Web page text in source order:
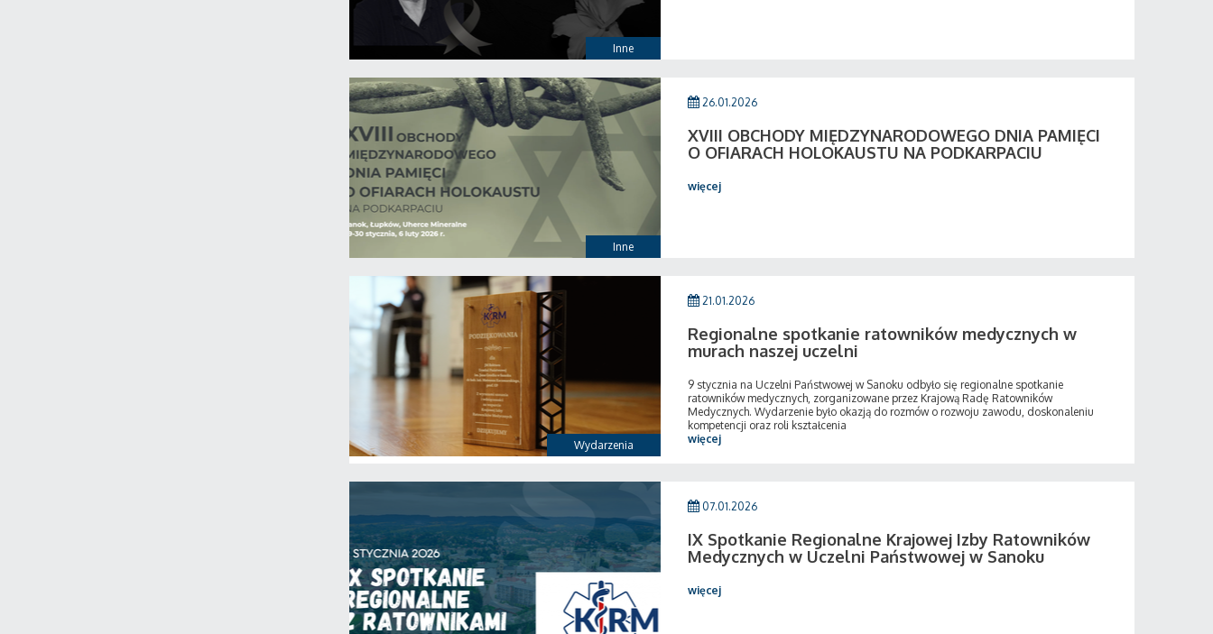
Inne
Inne
26.01.2026
XVIII OBCHODY MIĘDZYNARODOWEGO DNIA PAMIĘCI
O OFIARACH HOLOKAUSTU NA PODKARPACIU
więcej
Wydarzenia
21.01.2026
Regionalne spotkanie ratowników medycznych w
murach naszej uczelni
9 stycznia na Uczelni Państwowej w Sanoku odbyło się regionalne spotkanie
ratowników medycznych, zorganizowane przez Krajową Radę Ratowników
Medycznych. Wydarzenie było okazją do rozmów o rozwoju zawodu, doskonaleniu
kompetencji oraz roli kształcenia
więcej
07.01.2026
IX Spotkanie Regionalne Krajowej Izby Ratowników
Medycznych w Uczelni Państwowej w Sanoku
więcej